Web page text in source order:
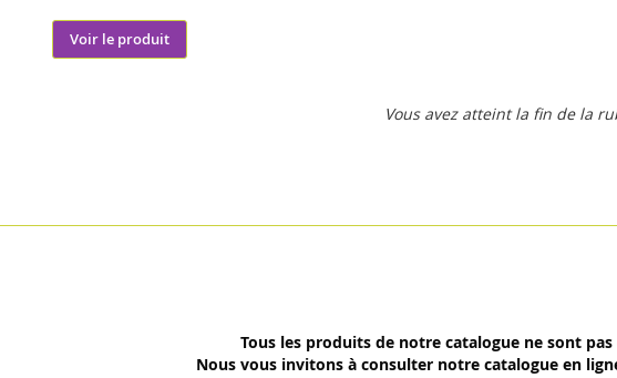
Voir le produit
Vous avez atteint la fin de la
Tous les produits de notre catalogue ne sont
Nous vous invitons à consulter notre catalogue en